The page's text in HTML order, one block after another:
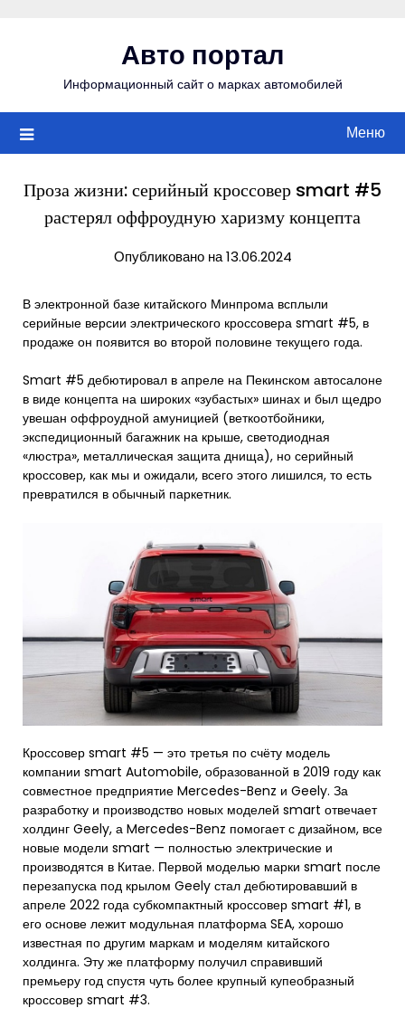
Авто портал
Информационный сайт о марках автомобилей
Меню
Проза жизни: серийный кроссовер smart #5
растерял оффроудную харизму концепта
Опубликовано на 13.06.2024
В электронной базе китайского Минпрома всплыли
серийные версии электрического кроссовера smart #5, в
продаже он появится во второй половине текущего года.
Smart #5 дебютировал в апреле на Пекинском автосалоне
в виде концепта на широких «зубастых» шинах и был щедро
увешан оффроудной амуницией (веткоотбойники,
экспедиционный багажник на крыше, светодиодная
«люстра», металлическая защита днища), но серийный
кроссовер, как мы и ожидали, всего этого лишился, то есть
превратился в обычный паркетник.
Кроссовер smart #5 — это третья по счёту модель
компании smart Automobile, образованной в 2019 году как
совместное предприятие Mercedes-Benz и Geely. За
разработку и производство новых моделей smart отвечает
холдинг Geely, а Mercedes-Benz помогает с дизайном, все
новые модели smart — полностью электрические и
производятся в Китае. Первой моделью марки smart после
перезапуска под крылом Geely стал дебютировавший в
апреле 2022 года субкомпактный кроссовер smart #1, в
его основе лежит модульная платформа SEA, хорошо
известная по другим маркам и моделям китайского
холдинга. Эту же платформу получил справивший
премьеру год спустя чуть более крупный купеобразный
кроссовер smart #3.